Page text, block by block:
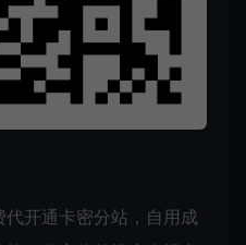
开通卡密分站，自用成